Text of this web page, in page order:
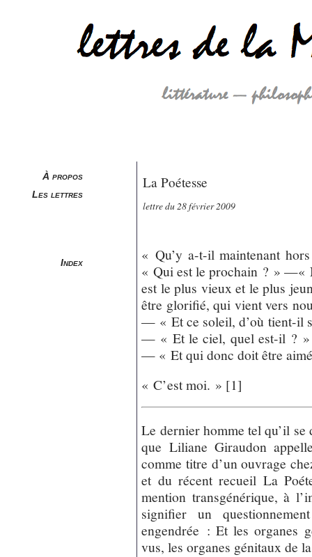
À propos
Les lettres
Index
La Poétesse
lettre du 28 février 2009
« Qu’y a-t-il maintenant
« Qui est le prochain ? » —«
est le plus vieux et le plus
être glorifié, qui vient vers
— « Et ce soleil, d’où tient-il
— « Et le ciel, quel est-il ?
— « Et qui donc doit être
« C’est moi. » [1]
Le dernier homme tel qu’il
que Liliane Giraudon
comme titre d’un ouvrage
et du récent recueil La
mention transgénérique, à
signifier un
engendrée : Et les organes
vus, les organes génitaux de